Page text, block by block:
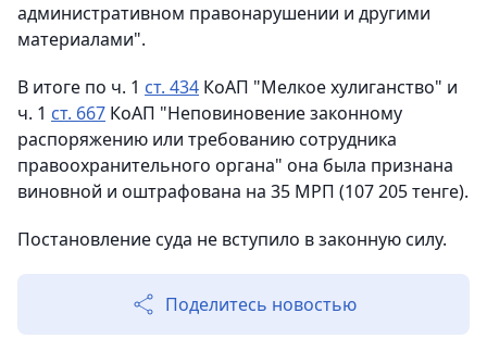
административном правонарушении и другими
материалами".
В итоге по ч. 1 ст. 434 КоАП "Мелкое хулиганство" и
ч. 1 ст. 667 КоАП "Неповиновение законному
распоряжению или требованию сотрудника
правоохранительного органа" она была признана
виновной и оштрафована на 35 МРП (107 205 тенге).
Постановление суда не вступило в законную силу.
Поделитесь новостью